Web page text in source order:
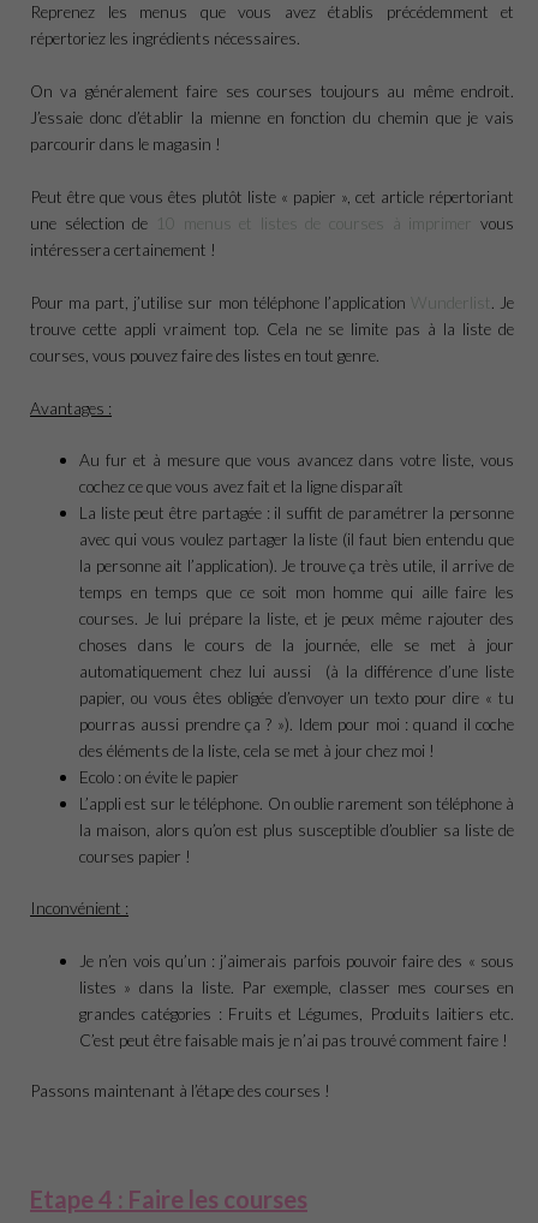
Reprenez les menus que vous avez établis précédemment et
répertoriez les ingrédients nécessaires.
On va généralement faire ses courses toujours au même endroit.
J’essaie donc d’établir la mienne en fonction du chemin que je vais
parcourir dans le magasin !
Peut être que vous êtes plutôt liste « papier », cet article répertoriant
une sélection de
10 menus et listes de courses à imprimer
vous
intéressera certainement !
Pour ma part, j’utilise sur mon téléphone l’application Wunderlist
. Je
trouve cette appli vraiment top. Cela ne se limite pas à la liste de
courses, vous pouvez faire des listes en tout genre.
Avantages :
Au fur et à mesure que vous avancez dans votre liste, vous
cochez ce que vous avez fait et la ligne disparaît
La liste peut être partagée : il suffit de paramétrer la personne
avec qui vous voulez partager la liste (il faut bien entendu que
la personne ait l’application). Je trouve ça très utile, il arrive de
temps en temps que ce soit mon homme qui aille faire les
courses. Je lui prépare la liste, et je peux même rajouter des
choses dans le cours de la journée, elle se met à jour
automatiquement chez lui aussi (à la différence d’une liste
papier, ou vous êtes obligée d’envoyer un texto pour dire « tu
pourras aussi prendre ça ? »). Idem pour moi : quand il coche
des éléments de la liste, cela se met à jour chez moi !
Ecolo : on évite le papier
L’appli est sur le téléphone. On oublie rarement son téléphone à
la maison, alors qu’on est plus susceptible d’oublier sa liste de
courses papier !
Inconvénient :
Je n’en vois qu’un : j’aimerais parfois pouvoir faire des « sous
listes » dans la liste. Par exemple, classer mes courses en
grandes catégories : Fruits et Légumes, Produits laitiers etc.
C’est peut être faisable mais je n’ai pas trouvé comment faire !
Passons maintenant à l’étape des courses !
Etape 4 : Faire les courses